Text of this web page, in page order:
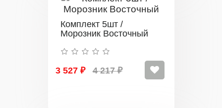
Комплект 5шт /
Морозник Восточный
3 527 ₽ 4 217 ₽